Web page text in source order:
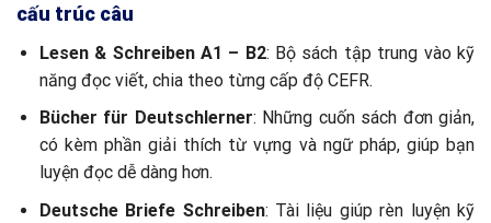
cấu trúc câu
Lesen & Schreiben A1 – B2: Bộ sách tập trung vào kỹ
năng đọc viết, chia theo từng cấp độ CEFR.
Bücher für Deutschlerner: Những cuốn sách đơn giản,
có kèm phần giải thích từ vựng và ngữ pháp, giúp bạn
luyện đọc dễ dàng hơn.
Deutsche Briefe Schreiben: Tài liệu giúp rèn luyện kỹ